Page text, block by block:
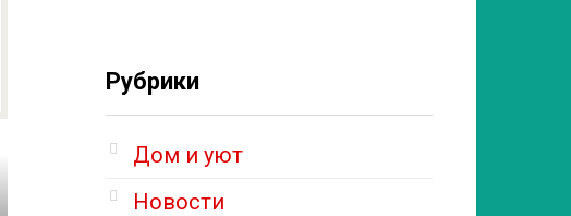
Рубрики
Дом и уют
Новости